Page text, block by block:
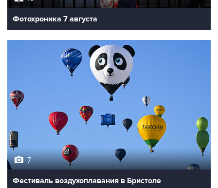
Фестиваль воздухоплавания в Бристоле